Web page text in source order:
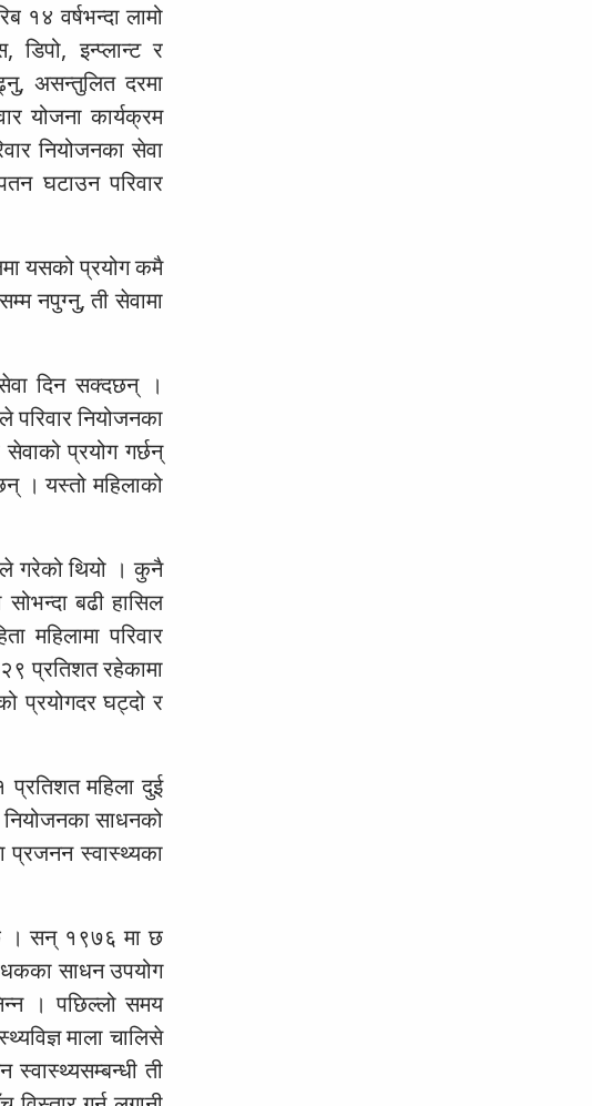
वर्षभन्दा लामो
इन्प्लान्ट र
असन्तुलित दरमा
योजना कार्यक्रम
नियोजनका सेवा
घटाउन परिवार
यसको प्रयोग कमै
नपुग्नु, ती सेवामा
दिन सक्दछन् ।
परिवार नियोजनका
प्रयोग गर्छन्
। यस्तो महिलाको
गरेको थियो । कुनै
बढी हासिल
महिलामा परिवार
प्रतिशत रहेकामा
प्रयोगदर घट्दो र
प्रतिशत महिला दुई
नियोजनका साधनको
प्रजनन स्वास्थ्यका
छ । सन् १९७६ मा छ
साधन उपयोग
। पछिल्लो समय
माला चालिसे
ती